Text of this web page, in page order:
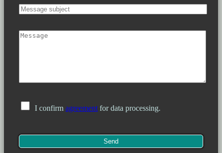
I confirmagreement for data processing.